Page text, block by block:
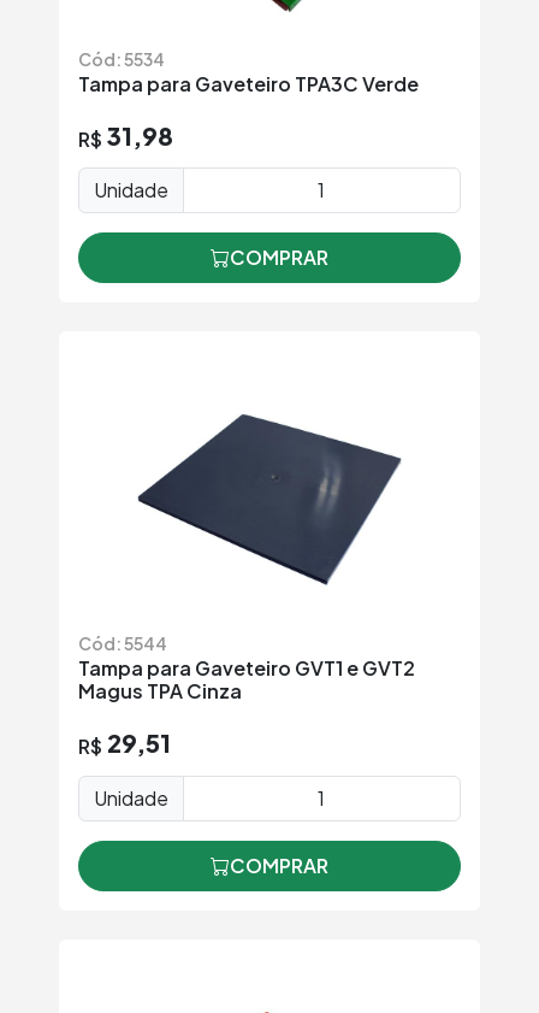
Cód: 5534
Tampa para Gaveteiro TPA3C Verde
R$ 31,98
Unidade
COMPRAR
Cód: 5544
Tampa para Gaveteiro GVT1 e GVT2
Magus TPA Cinza
R$ 29,51
Unidade
COMPRAR